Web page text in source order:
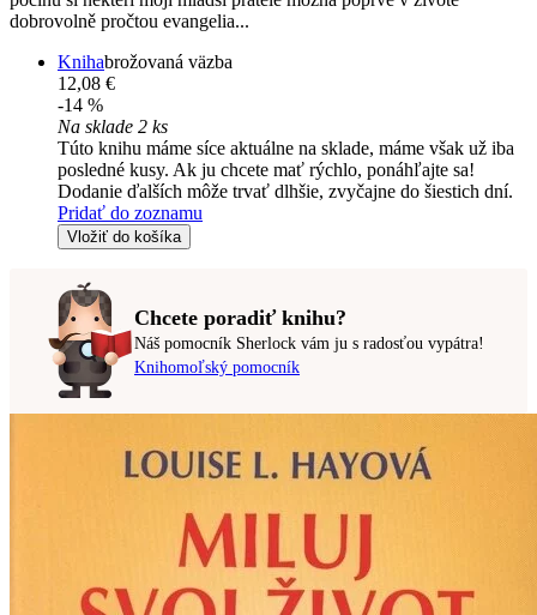
dobrovolně pročtou evangelia...
Knihabrožovaná väzba
12,08 €
-14 %
Na sklade 2 ks
Túto knihu máme síce aktuálne na sklade, máme však už iba
posledné kusy. Ak ju chcete mať rýchlo, ponáhľajte sa!
Dodanie ďalších môže trvať dlhšie, zvyčajne do šiestich dní.
Pridať do zoznamu
Vložiť do košíka
Chcete poradiť knihu?
Náš pomocník Sherlock vám ju s radosťou vypátra!
Knihomoľský pomocník